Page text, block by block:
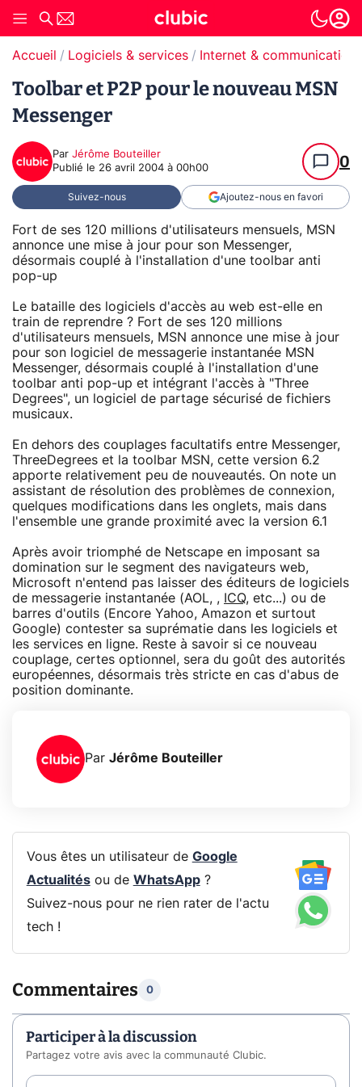
Accueil Logiciels & services Internet & communication
Toolbar et P2P pour le nouveau MSN
Messenger
Par Jérôme Bouteiller
Publié le 26 avril 2004 à 00h00 0
Suivez-nous Ajoutez-nous en favori
Fort de ses 120 millions d'utilisateurs mensuels, MSN
annonce une mise à jour pour son Messenger,
désormais couplé à l'installation d'une toolbar anti
pop-up
Le bataille des logiciels d'accès au web est-elle en
train de reprendre ? Fort de ses 120 millions
d'utilisateurs mensuels, MSN annonce une mise à jour
pour son logiciel de messagerie instantanée MSN
Messenger, désormais couplé à l'installation d'une
toolbar anti pop-up et intégrant l'accès à "Three
Degrees", un logiciel de partage sécurisé de fichiers
musicaux.
En dehors des couplages facultatifs entre Messenger,
ThreeDegrees et la toolbar MSN, cette version 6.2
apporte relativement peu de nouveautés. On note un
assistant de résolution des problèmes de connexion,
quelques modifications dans les onglets, mais dans
l'ensemble une grande proximité avec la version 6.1
Après avoir triomphé de Netscape en imposant sa
domination sur le segment des navigateurs web,
Microsoft n'entend pas laisser des éditeurs de logiciels
de messagerie instantanée (AOL, ,
ICQ, etc...) ou de
barres d'outils (Encore Yahoo, Amazon et surtout
Google) contester sa suprématie dans les logiciels et
les services en ligne. Reste à savoir si ce nouveau
couplage, certes optionnel, sera du goût des autorités
européennes, désormais très stricte en cas d'abus de
position dominante.
Par Jérôme Bouteiller
Vous êtes un utilisateur de Google
Actualitésou de WhatsApp?
Suivez-nous pour ne rien rater de l'actu
tech !
Commentaires 0
Participer à la discussion
Partagez votre avis avec la communauté Clubic.